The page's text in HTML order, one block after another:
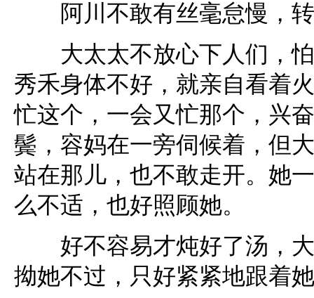
阿川不敢有丝毫怠慢，转
大太太不放心下人们，怕
秀禾身体不好，就亲自看着
忙这个，一会又忙那个，兴
鬓，容妈在一旁伺候着，但
站在那儿，也不敢走开。她
么不适，也好照顾她。
好不容易才炖好了汤，大
拗她不过，只好紧紧地跟着